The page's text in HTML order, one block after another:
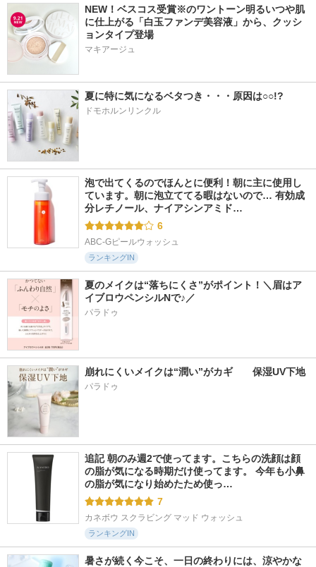
NEW！ベスコス受賞※のワントーン明るいつや肌
に仕上がる「白玉ファンデ美容液」から、クッシ
ョンタイプ登場
マキアージュ
夏に特に気になるベタつき・・・原因は○○!?
ドモホルンリンクル
泡で出てくるのでほんとに便利！朝に主に使用し
ています。朝に泡立ててる暇はないので… 有効成
分レチノール、ナイアシンアミド…
6
ABC-Gピールウォッシュ
ランキングIN
夏のメイクは“落ちにくさ”がポイント！＼眉はア
イブロウペンシルNで♪／
パラドゥ
崩れにくいメイクは“潤い”がカギ　　保湿UV下地
パラドゥ
追記 朝のみ週2で使ってます。こちらの洗顔は顔
の脂が気になる時期だけ使ってます。 今年も小鼻
の脂が気になり始めたため使っ…
7
カネボウ スクラビング マッド ウォッシュ
ランキングIN
暑さが続く今こそ、一日の終わりには、涼やかな